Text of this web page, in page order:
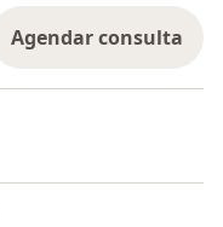
Agendar consulta